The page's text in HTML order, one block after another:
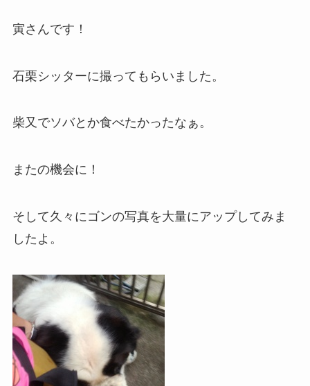
寅さんです！
石栗シッターに撮ってもらいました。
柴又でソバとか食べたかったなぁ。
またの機会に！
そして久々にゴンの写真を大量にアップしてみま
したよ。